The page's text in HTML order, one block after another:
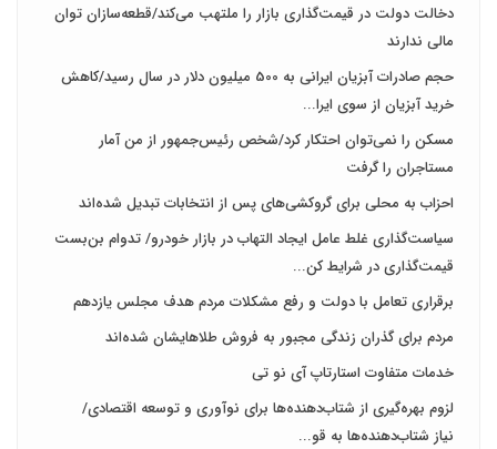
دخالت دولت در قیمت‌گذاری بازار را ملتهب می‌کند/قطعه‌سازان توان
مالی ندارند
حجم صادرات آبزیان ایرانی به 500 میلیون دلار در سال رسید/کاهش
خرید آبزیان از سوی ایرا...
مسکن را نمی‌توان احتکار کرد/شخص رئیس‌جمهور از من آمار
مستاجران را گرفت
احزاب به محلی برای گروکشی‌های پس از انتخابات تبدیل شده‌اند
سیاست‌گذاری غلط عامل ایجاد التهاب در بازار خودرو/ تدوام بن‌بست
قیمت‌گذاری در شرایط کن...
برقراری تعامل با دولت و رفع مشکلات مردم هدف مجلس‌ یازدهم
مردم برای گذران زندگی مجبور به فروش طلاهایشان شده‌اند
خدمات متفاوت استارتاپ آی نو تی
لزوم بهره‌گیری از شتاب‌دهنده‌ها برای نوآوری و توسعه اقتصادی/
نیاز شتاب‌دهنده‌ها به قو...